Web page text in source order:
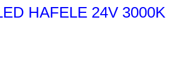
HAFELE 24V 3000K